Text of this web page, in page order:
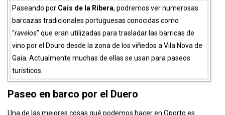
Paseando porCais de la Ribera, podremos ver numerosas
barcazas tradicionales portuguesas conocidas como
vino por el Douro desde la zona de los viñedos a Vila Nova de
Gaia. Actualmente muchas de ellas se usan para paseos